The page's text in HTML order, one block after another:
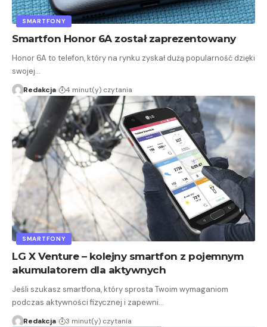
SMARTFONY
Smartfon Honor 6A został zaprezentowany
Honor 6A to telefon, który na rynku zyskał dużą popularność dzięki
swojej…
Redakcja 4 minut(y) czytania
SMARTFONY
LG X Venture – kolejny smartfon z pojemnym
akumulatorem dla aktywnych
Jeśli szukasz smartfona, który sprosta Twoim wymaganiom
podczas aktywności fizycznej i zapewni…
Redakcja 3 minut(y) czytania